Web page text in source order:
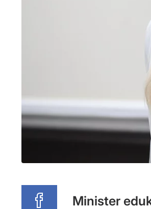
Minister